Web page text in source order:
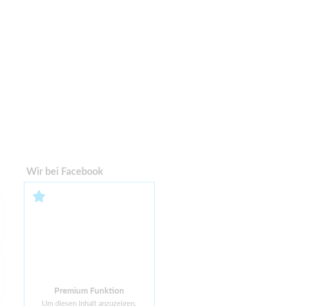
Wir bei Facebook
Premium Funktion
Um diesen Inhalt anzuzeigen,